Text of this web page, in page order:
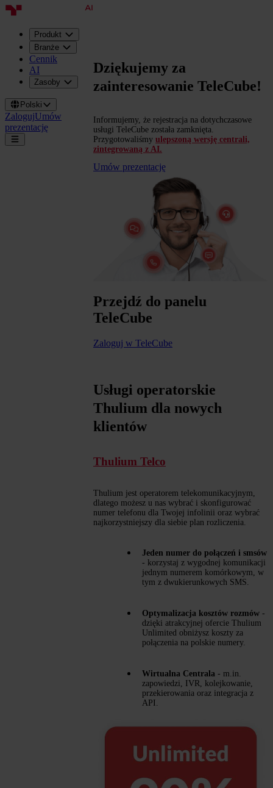
Produkt
Branże
Cennik
AI
Zasoby
Polski
ZalogujUmów
prezentację
Dziękujemy za
zainteresowanie TeleCube!
Informujemy, że rejestracja na dotychczasowe
usługi TeleCube została zamknięta.
Przygotowaliśmy ulepszoną wersję centrali,
zintegrowaną z AI.
Umów prezentację
Przejdź do panelu
TeleCube
Zaloguj w TeleCube
Usługi operatorskie
Thulium dla nowych
klientów
Thulium Telco
Thulium jest operatorem telekomunikacyjnym,
dlatego możesz u nas wybrać i skonfigurować
numer telefonu dla Twojej infolinii oraz wybrać
najkorzystniejszy dla siebie plan rozliczenia.
Jeden numer do połączeń i smsów
- korzystaj z wygodnej komunikacji
jednym numerem komórkowym, w
tym z dwukierunkowych SMS.
Optymalizacja kosztów rozmów -
dzięki atrakcyjnej ofercie Thulium
Unlimited obniżysz koszty za
połączenia na polskie numery.
Wirtualna Centrala - m.in.
zapowiedzi, IVR, kolejkowanie,
przekierowania oraz integracja z
API.